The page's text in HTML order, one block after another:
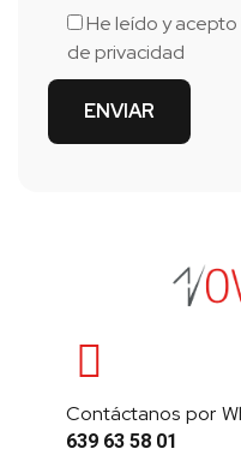
He leído y
de privacidad
Contáctanos por
639 63 58 01